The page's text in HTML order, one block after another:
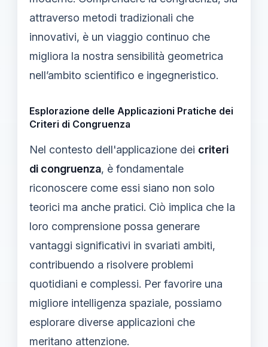
attraverso metodi tradizionali che
innovativi, è un viaggio continuo che
migliora la nostra sensibilità geometrica
nell’ambito scientifico e ingegneristico.
Esplorazione delle Applicazioni Pratiche dei
Criteri di Congruenza
Nel contesto dell'applicazione dei criteri
di congruenza, è fondamentale
riconoscere come essi siano non solo
teorici ma anche pratici. Ciò implica che la
loro comprensione possa generare
vantaggi significativi in svariati ambiti,
contribuendo a risolvere problemi
quotidiani e complessi. Per favorire una
migliore intelligenza spaziale, possiamo
esplorare diverse applicazioni che
meritano attenzione.